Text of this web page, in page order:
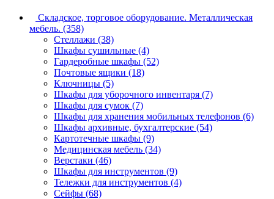
Складское, торговое оборудование. Металлическая
мебель. (358)
Стеллажи (38)
Шкафы сушильные (4)
Гардеробные шкафы (52)
Почтовые ящики (18)
Ключницы (5)
Шкафы для уборочного инвентаря (7)
Шкафы для сумок (7)
Шкафы для хранения мобильных телефонов (6)
Шкафы архивные, бухгалтерские (54)
Картотечные шкафы (9)
Медицинская мебель (34)
Верстаки (46)
Шкафы для инструментов (9)
Тележки для инструментов (4)
Сейфы (68)